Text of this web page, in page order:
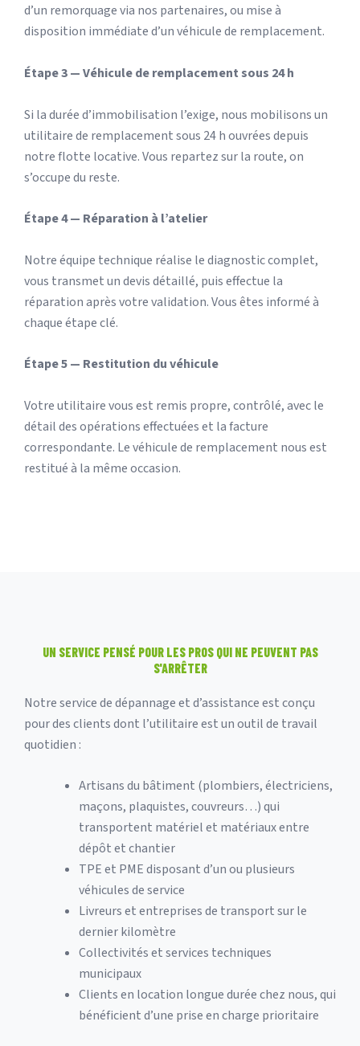
d’un remorquage via nos partenaires, ou mise à
disposition immédiate d’un véhicule de remplacement.
Étape 3 — Véhicule de remplacement sous 24 h
Si la durée d’immobilisation l’exige, nous mobilisons un
utilitaire de remplacement sous 24 h ouvrées depuis
notre flotte locative. Vous repartez sur la route, on
s’occupe du reste.
Étape 4 — Réparation à l’atelier
Notre équipe technique réalise le diagnostic complet,
vous transmet un devis détaillé, puis effectue la
réparation après votre validation. Vous êtes informé à
chaque étape clé.
Étape 5 — Restitution du véhicule
Votre utilitaire vous est remis propre, contrôlé, avec le
détail des opérations effectuées et la facture
correspondante. Le véhicule de remplacement nous est
restitué à la même occasion.
UN SERVICE PENSÉ POUR LES PROS QUI NE PEUVENT PAS
S'ARRÊTER
Notre service de dépannage et d’assistance est conçu
pour des clients dont l’utilitaire est un outil de travail
quotidien :
Artisans du bâtiment (plombiers, électriciens,
maçons, plaquistes, couvreurs…) qui
transportent matériel et matériaux entre
dépôt et chantier
TPE et PME disposant d’un ou plusieurs
véhicules de service
Livreurs et entreprises de transport sur le
dernier kilomètre
Collectivités et services techniques
municipaux
Clients en location longue durée chez nous, qui
bénéficient d’une prise en charge prioritaire